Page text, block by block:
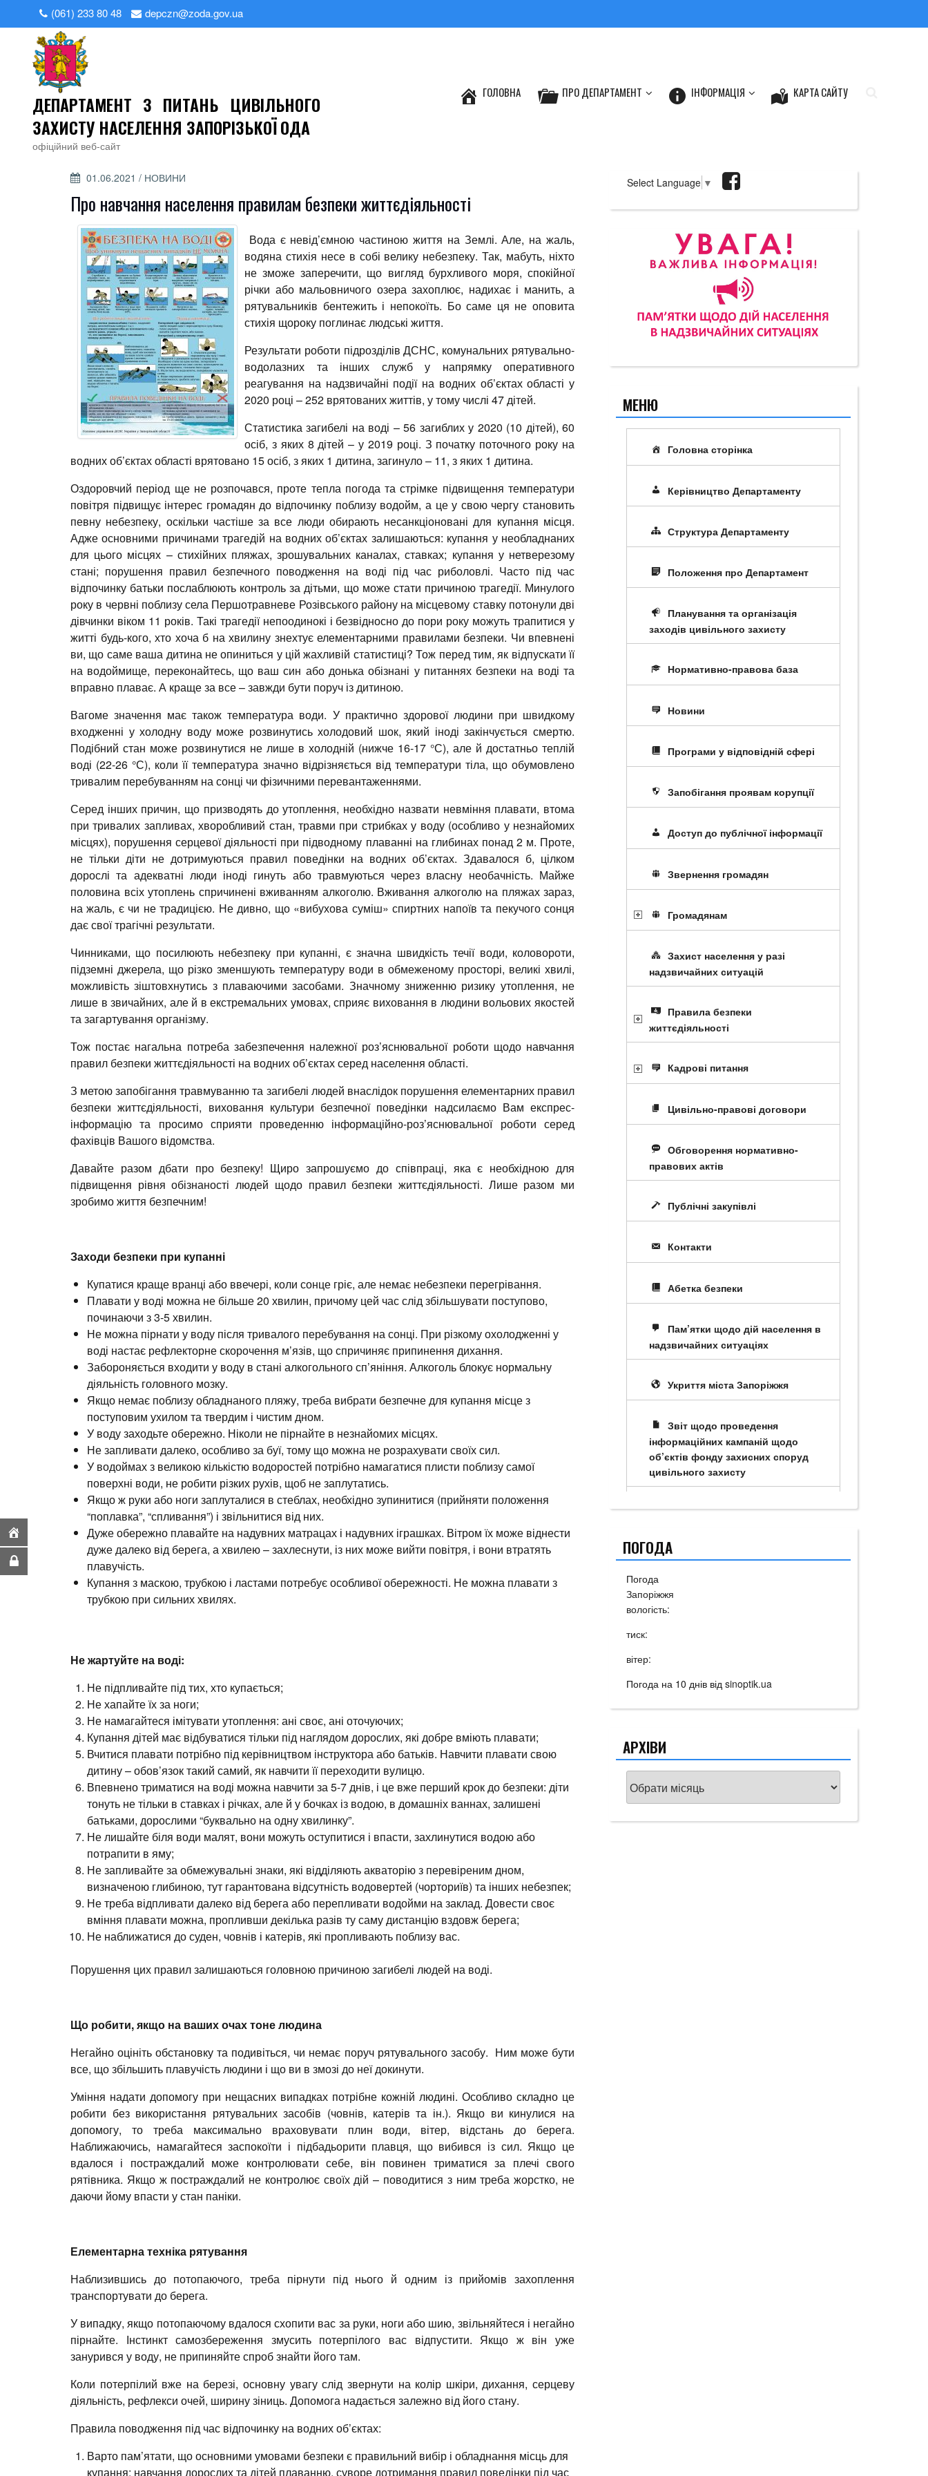
to
(061) 233 80 48 depczn@zoda.gov.ua
ДЕПАРТАМЕНТ З ПИТАНЬ ЦИВІЛЬНОГО
ЗАХИСТУ НАСЕЛЕННЯ ЗАПОРІЗЬКОЇ ОДА
офіційний веб-сайт
ГОЛОВНА ПРО ДЕПАРТАМЕНТ ІНФОРМАЦІЯ КАРТА САЙТУ
POSTED
01.06.2021 / НОВИНИ
Про навчання населення правилам безпеки життєдіяльності
Вода є невід’ємною частиною життя на Землі. Але, на жаль,
водяна стихія несе в собі велику небезпеку. Так, мабуть, ніхто
не зможе заперечити, що вигляд бурхливого моря, спокійної
річки або мальовничого озера захоплює, надихає і манить, а
рятувальників бентежить і непокоїть. Бо саме ця не оповита
стихія щороку поглинає людські життя.
Результати роботи підрозділів ДСНС, комунальних рятувально-
водолазних та інших служб у напрямку оперативного
реагування на надзвичайні події на водних об’єктах області у
2020 році – 252 врятованих життів, у тому числі 47 дітей.
Статистика загибелі на воді – 56 загиблих у 2020 (10 дітей), 60
осіб, з яких 8 дітей – у 2019 році. З початку поточного року на
водних об’єктах області врятовано 15 осіб, з яких 1 дитина, загинуло – 11, з яких 1 дитина.
Оздоровчий період ще не розпочався, проте тепла погода та стрімке підвищення температури
повітря підвищує інтерес громадян до відпочинку поблизу водойм, а це у свою чергу становить
певну небезпеку, оскільки частіше за все люди обирають несанкціоновані для купання місця.
Адже основними причинами трагедій на водних об’єктах залишаються: купання у необладнаних
для цього місцях – стихійних пляжах, зрошувальних каналах, ставках; купання у нетверезому
стані; порушення правил безпечного поводження на воді під час риболовлі. Часто під час
відпочинку батьки послаблюють контроль за дітьми, що може стати причиною трагедії. Минулого
року в червні поблизу села Першотравневе Розівського району на місцевому ставку потонули дві
дівчинки віком 11 років. Такі трагедії непоодинокі і безвідносно до пори року можуть трапитися у
житті будь-кого, хто хоча б на хвилину знехтує елементарними правилами безпеки. Чи впевнені
ви, що саме ваша дитина не опиниться у цій жахливій статистиці? Тож перед тим, як відпускати її
на водоймище, переконайтесь, що ваш син або донька обізнані у питаннях безпеки на воді та
вправно плаває. А краще за все – завжди бути поруч із дитиною.
Вагоме значення має також температура води. У практично здорової людини при швидкому
входженні у холодну воду може розвинутись холодовий шок, який іноді закінчується смертю.
Подібний стан може розвинутися не лише в холодній (нижче 16-17 °С), але й достатньо теплій
воді (22-26 °С), коли її температура значно відрізняється від температури тіла, що обумовлено
тривалим перебуванням на сонці чи фізичними перевантаженнями.
Серед інших причин, що призводять до утоплення, необхідно назвати невміння плавати, втома
при тривалих запливах, хворобливий стан, травми при стрибках у воду (особливо у незнайомих
місцях), порушення серцевої діяльності при підводному плаванні на глибинах понад 2 м. Проте,
не тільки діти не дотримуються правил поведінки на водних об’єктах. Здавалося б, цілком
дорослі та адекватні люди іноді гинуть або травмуються через власну необачність. Майже
половина всіх утоплень спричинені вживанням алкоголю. Вживання алкоголю на пляжах зараз,
на жаль, є чи не традицією. Не дивно, що «вибухова суміш» спиртних напоїв та пекучого сонця
дає свої трагічні результати.
Чинниками, що посилюють небезпеку при купанні, є значна швидкість течії води, коловороти,
підземні джерела, що різко зменшують температуру води в обмеженому просторі, великі хвилі,
можливість зіштовхнутись з плаваючими засобами. Значному зниженню ризику утоплення, не
лише в звичайних, але й в екстремальних умовах, сприяє виховання в людини вольових якостей
та загартування організму.
Тож постає нагальна потреба забезпечення належної роз’яснювальної роботи щодо навчання
правил безпеки життєдіяльності на водних об’єктах серед населення області.
З метою запобігання травмуванню та загибелі людей внаслідок порушення елементарних правил
безпеки життєдіяльності, виховання культури безпечної поведінки надсилаємо Вам експрес-
інформацію та просимо сприяти проведенню інформаційно-роз’яснювальної роботи серед
фахівців Вашого відомства.
Давайте разом дбати про безпеку! Щиро запрошуємо до співпраці, яка є необхідною для
підвищення рівня обізнаності людей щодо правил безпеки життєдіяльності. Лише разом ми
зробимо життя безпечним!
Заходи безпеки при купанні
Купатися краще вранці або ввечері, коли сонце гріє, але немає небезпеки перегрівання.
Плавати у воді можна не більше 20 хвилин, причому цей час слід збільшувати поступово,
починаючи з 3-5 хвилин.
Не можна пірнати у воду після тривалого перебування на сонці. При різкому охолодженні у
воді настає рефлекторне скорочення м’язів, що спричиняє припинення дихання.
Забороняється входити у воду в стані алкогольного сп’яніння. Алкоголь блокує нормальну
діяльність головного мозку.
Якщо немає поблизу обладнаного пляжу, треба вибрати безпечне для купання місце з
поступовим ухилом та твердим і чистим дном.
У воду заходьте обережно. Ніколи не пірнайте в незнайомих місцях.
Не запливати далеко, особливо за буї, тому що можна не розрахувати своїх сил.
У водоймах з великою кількістю водоростей потрібно намагатися плисти поблизу самої
поверхні води, не робити різких рухів, щоб не заплутатись.
Якщо ж руки або ноги заплуталися в стеблах, необхідно зупинитися (прийняти положення
“поплавка”, “спливання”) і звільнитися від них.
Дуже обережно плавайте на надувних матрацах і надувних іграшках. Вітром їх може віднести
дуже далеко від берега, а хвилею – захлеснути, із них може вийти повітря, і вони втратять
плавучість.
Купання з маскою, трубкою і ластами потребує особливої обережності. Не можна плавати з
трубкою при сильних хвилях.
Не жартуйте на воді:
Не підпливайте під тих, хто купається;
Не хапайте їх за ноги;
Не намагайтеся імітувати утоплення: ані своє, ані оточуючих;
Купання дітей має відбуватися тільки під наглядом дорослих, які добре вміють плавати;
Вчитися плавати потрібно під керівництвом інструктора або батьків. Навчити плавати свою
дитину – обов’язок такий самий, як навчити її переходити вулицю.
Впевнено триматися на воді можна навчити за 5-7 днів, і це вже перший крок до безпеки: діти
тонуть не тільки в ставках і річках, але й у бочках із водою, в домашніх ваннах, залишені
батьками, дорослими “буквально на одну хвилинку”.
Не лишайте біля води малят, вони можуть оступитися і впасти, захлинутися водою або
потрапити в яму;
Не запливайте за обмежувальні знаки, які відділяють акваторію з перевіреним дном,
визначеною глибиною, тут гарантована відсутність водовертей (чорториїв) та інших небезпек;
Не треба відпливати далеко від берега або перепливати водойми на заклад. Довести своє
вміння плавати можна, пропливши декілька разів ту саму дистанцію вздовж берега;
Не наближатися до суден, човнів і катерів, які пропливають поблизу вас.
Порушення цих правил залишаються головною причиною загибелі людей на воді.
Що робити, якщо на ваших очах тоне людина
Негайно оцініть обстановку та подивіться, чи немає поруч рятувального засобу. Ним може бути
все, що збільшить плавучість людини і що ви в змозі до неї докинути.
Уміння надати допомогу при нещасних випадках потрібне кожній людині. Особливо складно це
робити без використання рятувальних засобів (човнів, катерів та ін.). Якщо ви кинулися на
допомогу, то треба максимально враховувати плин води, вітер, відстань до берега.
Наближаючись, намагайтеся заспокоїти і підбадьорити плавця, що вибився із сил. Якщо це
вдалося і постраждалий може контролювати себе, він повинен триматися за плечі свого
рятівника. Якщо ж постраждалий не контролює своїх дій – поводитися з ним треба жорстко, не
даючи йому впасти у стан паніки.
Елементарна техніка рятування
Наблизившись до потопаючого, треба пірнути під нього й одним із прийомів захоплення
транспортувати до берега.
У випадку, якщо потопаючому вдалося схопити вас за руки, ноги або шию, звільняйтеся і негайно
пірнайте. Інстинкт самозбереження змусить потерпілого вас відпустити. Якщо ж він уже
занурився у воду, не припиняйте спроб знайти його там.
Коли потерпілий вже на березі, основну увагу слід звернути на колір шкіри, дихання, серцеву
діяльність, рефлекси очей, ширину зіниць. Допомога надається залежно від його стану.
Правила поводження під час відпочинку на водних об’єктах:
Варто пам’ятати, що основними умовами безпеки є правильний вибір і обладнання місць для
купання; навчання дорослих та дітей плаванню, суворе дотримання правил поведінки під час
Select Language ▼
МЕНЮ
Головна сторінка
Керівництво Департаменту
Структура Департаменту
Положення про Департамент
Планування та організація
заходів цивільного захисту
Нормативно-правова база
Новини
Програми у відповідній сфері
Запобігання проявам корупції
Доступ до публічної інформації
Звернення громадян
Громадянам
Захист населення у разі
надзвичайних ситуацій
Правила безпеки
життєдіяльності
Кадрові питання
Цивільно-правові договори
Обговорення нормативно-
правових актів
Публічні закупівлі
Контакти
Абетка безпеки
Пам’ятки щодо дій населення в
надзвичайних ситуаціях
Укриття міста Запоріжжя
Звіт щодо проведення
інформаційних кампаній щодо
об’єктів фонду захисних споруд
цивільного захисту
ПОГОДА
Погода
Запоріжжя
вологість:
тиск:
вітер:
Погода на 10 днів від sinoptik.ua
АРХІВИ